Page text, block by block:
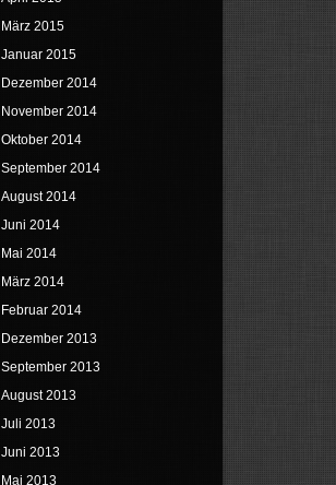
März 2015
Januar 2015
Dezember 2014
November 2014
Oktober 2014
September 2014
August 2014
Juni 2014
Mai 2014
März 2014
Februar 2014
Dezember 2013
September 2013
August 2013
Juli 2013
Juni 2013
Mai 2013